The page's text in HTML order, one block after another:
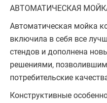
АВТОМАТИЧЕСКАЯ
Автоматическая мойка
включила в себя все
стендов и дополнена
решениями,
потребительские
Конструктивные